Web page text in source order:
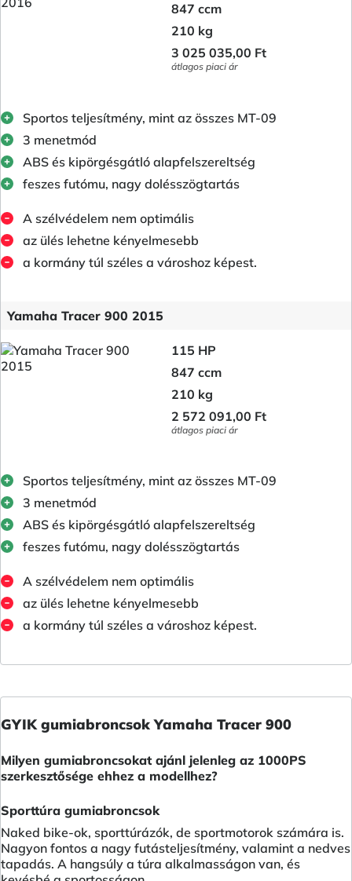
847 ccm
210 kg
3 025 035,00 Ft
átlagos piaci ár
Sportos teljesítmény, mint az összes MT-09
3 menetmód
ABS és kipörgésgátló alapfelszereltség
feszes futómu, nagy dolésszögtartás
A szélvédelem nem optimális
az ülés lehetne kényelmesebb
a kormány túl széles a városhoz képest.
Yamaha Tracer 900 2015
115 HP
847 ccm
210 kg
2 572 091,00 Ft
átlagos piaci ár
Sportos teljesítmény, mint az összes MT-09
3 menetmód
ABS és kipörgésgátló alapfelszereltség
feszes futómu, nagy dolésszögtartás
A szélvédelem nem optimális
az ülés lehetne kényelmesebb
a kormány túl széles a városhoz képest.
GYIK gumiabroncsok Yamaha Tracer 900
Milyen gumiabroncsokat ajánl jelenleg az 1000PS
szerkesztősége ehhez a modellhez?
Sporttúra gumiabroncsok
Naked bike-ok, sporttúrázók, de sportmotorok számára is.
Nagyon fontos a nagy futásteljesítmény, valamint a nedves
tapadás. A hangsúly a túra alkalmasságon van, és